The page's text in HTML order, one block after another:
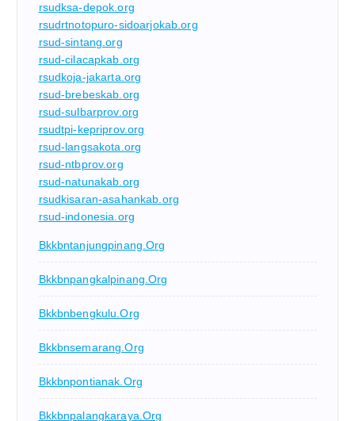
rsudksa-depok.org
rsudrtnotopuro-sidoarjokab.org
rsud-sintang.org
rsud-cilacapkab.org
rsudkoja-jakarta.org
rsud-brebeskab.org
rsud-sulbarprov.org
rsudtpi-kepriprov.org
rsud-langsakota.org
rsud-ntbprov.org
rsud-natunakab.org
rsudkisaran-asahankab.org
rsud-indonesia.org
Bkkbntanjungpinang.org
Bkkbnpangkalpinang.org
Bkkbnbengkulu.org
Bkkbnsemarang.org
Bkkbnpontianak.org
Bkkbnpalangkaraya.org